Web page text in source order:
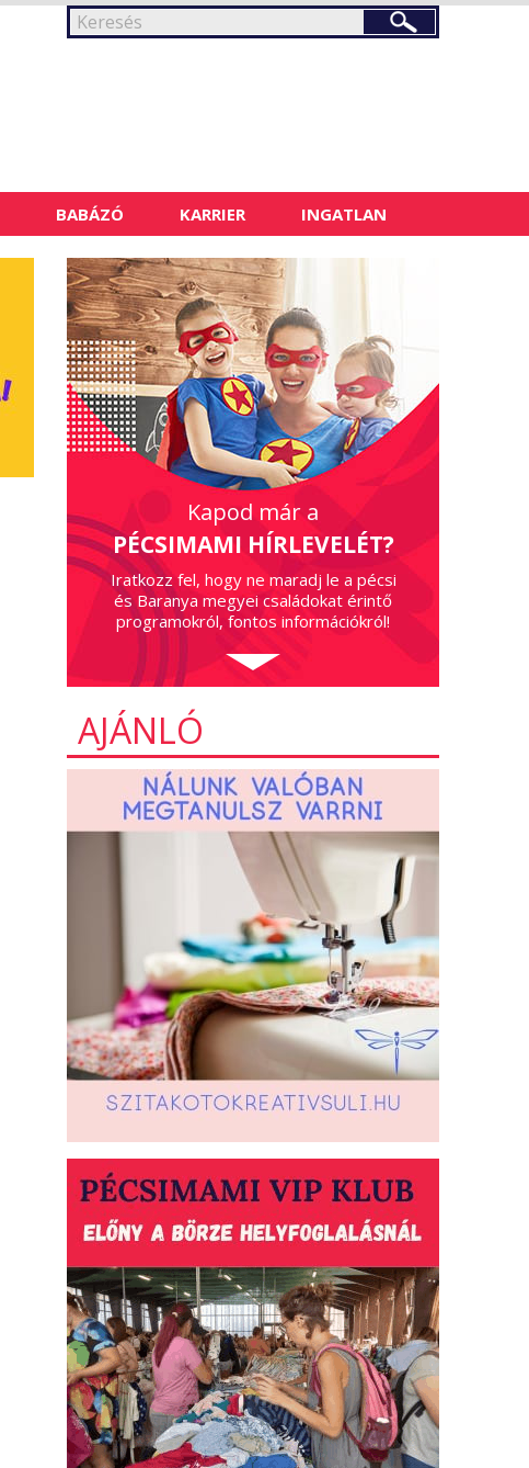
BABÁZÓ KARRIER INGATLAN
Kapod már a
PÉCSIMAMI HÍRLEVELÉT?
Iratkozz fel, hogy ne maradj le a pécsi
és Baranya megyei családokat érintő
programokról, fontos információkról!
AJÁNLÓ